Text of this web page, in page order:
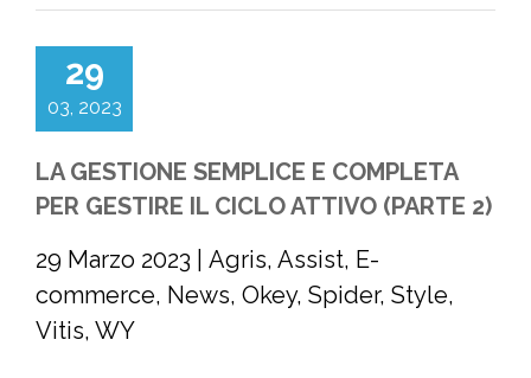
29
03, 2023
LA GESTIONE SEMPLICE E COMPLETA
PER GESTIRE IL CICLO ATTIVO (PARTE 2)
29 Marzo 2023
Agris, Assist, E-
commerce, News, Okey, Spider, Style,
Vitis, WY